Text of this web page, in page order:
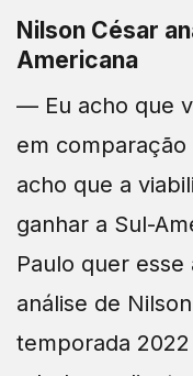
Nilson César
Americana
— Eu acho que
em comparação
acho que a
ganhar a Sul-
Paulo quer
análise de
temporada